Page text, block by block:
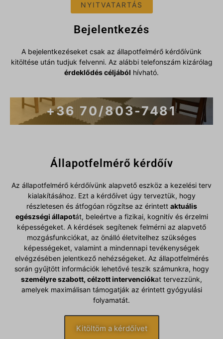
NYITVATARTÁS
Bejelentkezés
A bejelentkezéseket csak az állapotfelmérő kérdőívünk
kitöltése után tudjuk felvenni. Az alábbi telefonszám kizárólag
érdeklődés céljából hívható.
+36 70/803-7481
Állapotfelmérő kérdőív
Az állapotfelmérő kérdőívünk alapvető eszköz a kezelési terv
kialakításához. Ezt a kérdőívet úgy terveztük, hogy
részletesen és átfogóan rögzítse az érintett aktuális
egészségi állapotát, beleértve a fizikai, kognitív és érzelmi
képességeket. A kérdések segítenek felmérni az alapvető
mozgásfunkciókat, az önálló életvitelhez szükséges
képességeket, valamint a mindennapi tevékenységek
elvégzésében jelentkező nehézségeket. Az állapotfelmérés
során gyűjtött információk lehetővé teszik számunkra, hogy
személyre szabott, célzott intervenciókat tervezzünk,
amelyek maximálisan támogatják az érintett gyógyulási
folyamatát.
Kitöltöm a kérdőívet